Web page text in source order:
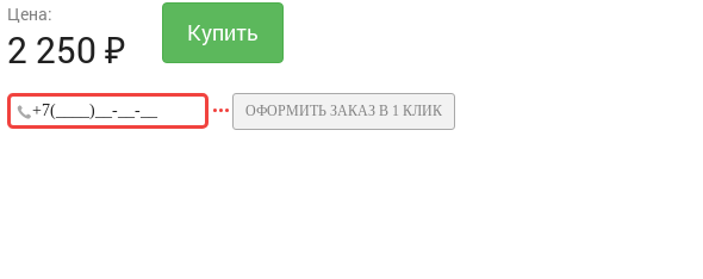
Цена:
2 250₽
ОФОРМИТЬ ЗАКАЗ В 1 КЛИК